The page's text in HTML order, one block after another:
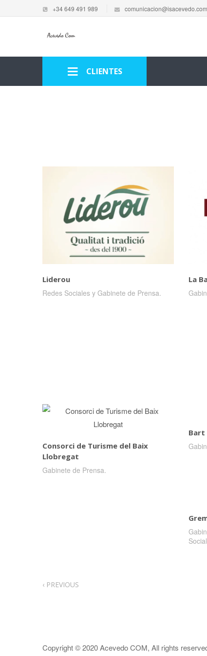
+34 649 491 989 comunicacion@isacevedo.com
CLIENTES
Liderou
Redes Sociales y Gabinete de Prensa.
La
Consorci de Turisme del Baix
Llobregat
Gabinete de Prensa.
Bart
‹ PREVIOUS
Copyright © 2020Acevedo COM, All rights